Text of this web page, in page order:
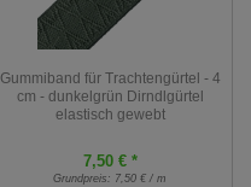
Gummiband für Trachtengürtel - 4
cm - dunkelgrün Dirndlgürtel
elastisch gewebt
7,50 € *
Grundpreis: 7,50 € / m